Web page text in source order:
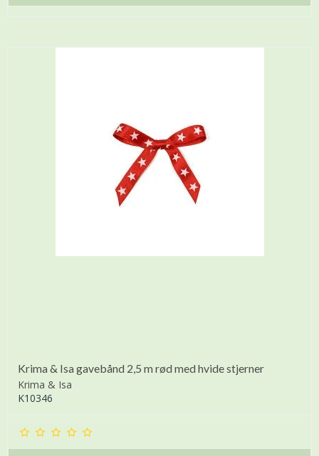
Krima & Isa gavebånd 2,5 m rød med hvide stjerner
Krima & Isa
K10346